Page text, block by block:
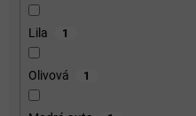
Lila 1
Olivová 1